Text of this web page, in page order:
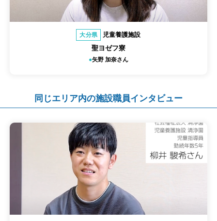
大分県 児童養護施設
聖ヨゼフ寮
矢野 加奈さん
同じエリア内の施設職員インタビュー